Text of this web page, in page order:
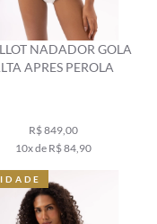
NADADOR GOLA
APRES PEROLA
R$ 849,00
10x de R$ 84,90